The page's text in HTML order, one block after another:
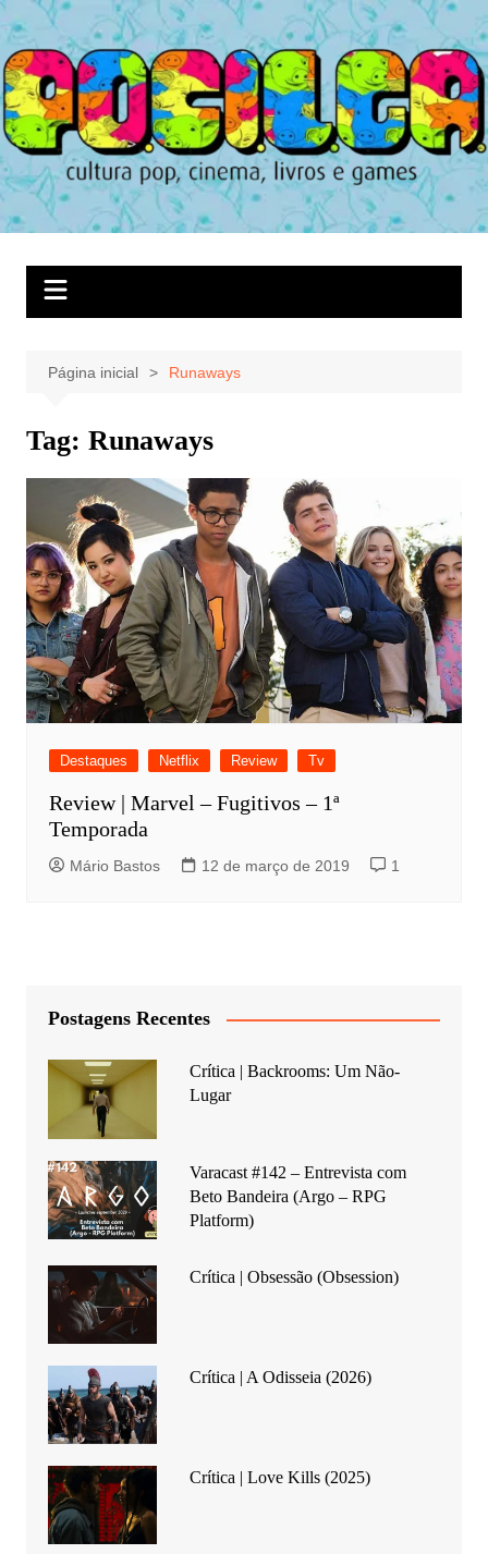
Ir
para
o
conteúdo
Página inicial Runaways
Tag: Runaways
Destaques Netflix Review Tv
Review | Marvel – Fugitivos – 1ª
Temporada
Mário Bastos 12 de março de 2019 1
Postagens Recentes
Crítica | Backrooms: Um Não-
Lugar
Varacast #142 – Entrevista com
Beto Bandeira (Argo – RPG
Platform)
Crítica | Obsessão (Obsession)
Crítica | A Odisseia (2026)
Crítica | Love Kills (2025)